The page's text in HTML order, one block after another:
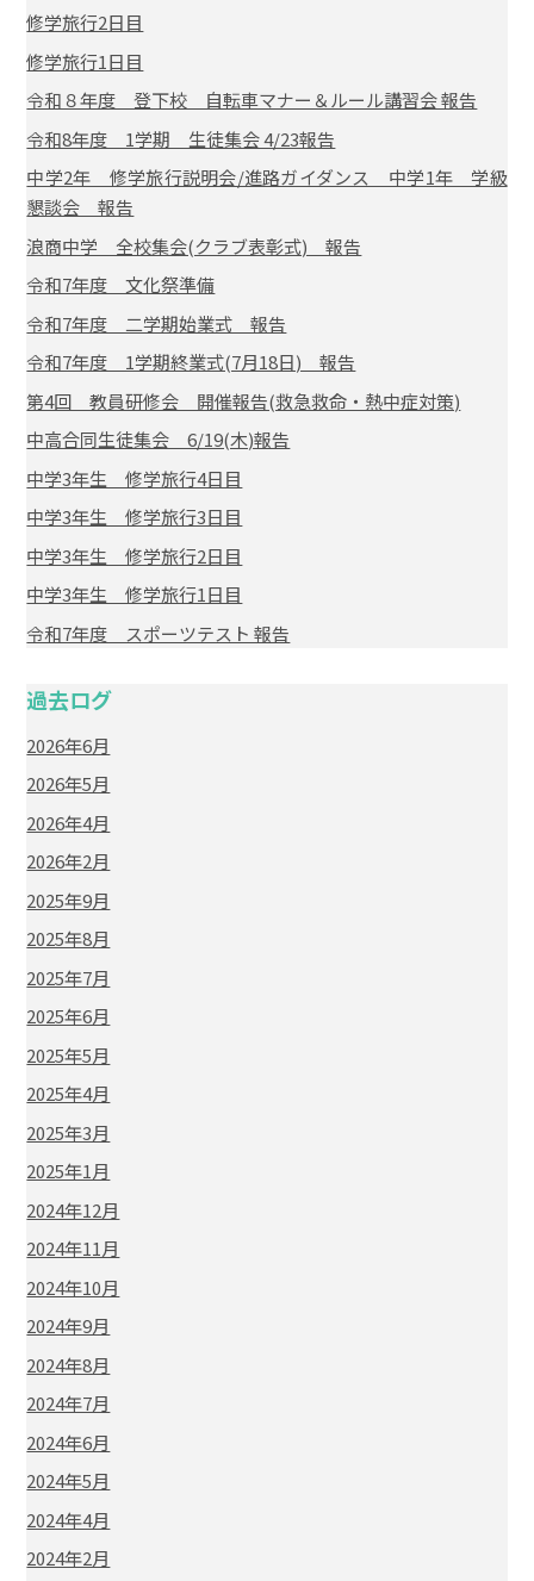
修学旅行2日目
修学旅行1日目
令和８年度 登下校 自転車マナー＆ルール講習会 報告
令和8年度 1学期 生徒集会 4/23報告
中学2年 修学旅行説明会/進路ガイダンス 中学1年 学級
懇談会 報告
浪商中学 全校集会(クラブ表彰式) 報告
令和7年度 文化祭準備
令和7年度 二学期始業式 報告
令和7年度 1学期終業式(7月18日) 報告
第4回 教員研修会 開催報告(救急救命・熱中症対策)
中高合同生徒集会 6/19(木)報告
中学3年生 修学旅行4日目
中学3年生 修学旅行3日目
中学3年生 修学旅行2日目
中学3年生 修学旅行1日目
令和7年度 スポーツテスト 報告
過去ログ
2026年6月
2026年5月
2026年4月
2026年2月
2025年9月
2025年8月
2025年7月
2025年6月
2025年5月
2025年4月
2025年3月
2025年1月
2024年12月
2024年11月
2024年10月
2024年9月
2024年8月
2024年7月
2024年6月
2024年5月
2024年4月
2024年2月